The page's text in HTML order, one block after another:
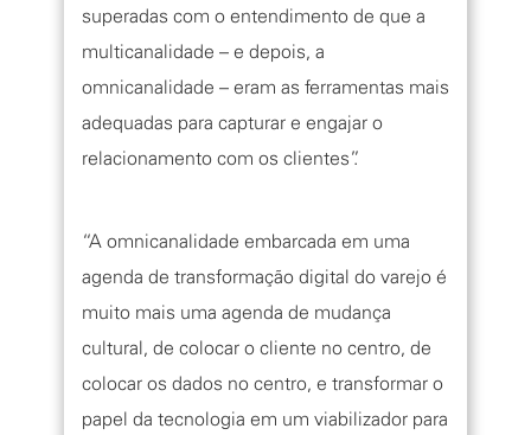
superadas com o entendimento de que a
multicanalidade – e depois, a
omnicanalidade – eram as ferramentas mais
adequadas para capturar e engajar o
relacionamento com os clientes”.
“A omnicanalidade embarcada em uma
agenda de transformação digital do varejo é
muito mais uma agenda de mudança
cultural, de colocar o cliente no centro, de
colocar os dados no centro, e transformar o
papel da tecnologia em um viabilizador para